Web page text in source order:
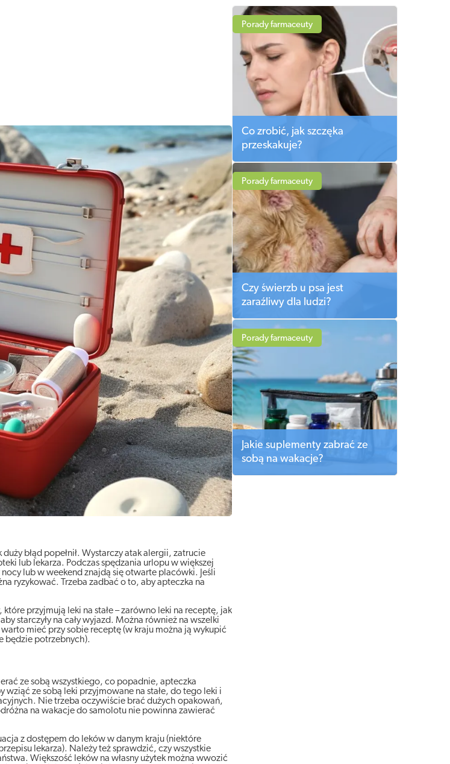
błąd popełnił. Wystarczy atak alergii, zatrucie
lub lekarza. Podczas spędzania urlopu w większej
lub w weekend znajdą się otwarte placówki. Jeśli
ryzykować. Trzeba zadbać o to, aby apteczka na
przyjmują leki na stałe – zarówno leki na receptę, jak
starczyły na cały wyjazd. Można również na wszelki
mieć przy sobie receptę (w kraju można ją wykupić
będzie potrzebnych).
ze sobą wszystkiego, co popadnie, apteczka
ze sobą leki przyjmowane na stałe, do tego leki i
Nie trzeba oczywiście brać dużych opakowań,
na wakacje do samolotu nie powinna zawierać
z dostępem do leków w danym kraju (niektóre
lekarza). Należy też sprawdzić, czy wszystkie
Większość leków na własny użytek można wwozić
Porady farmaceuty
Co zrobić, jak szczęka
przeskakuje?
Porady farmaceuty
Czy świerzb u psa jest
zaraźliwy dla ludzi?
Porady farmaceuty
Jakie suplementy zabrać ze
sobą na wakacje?